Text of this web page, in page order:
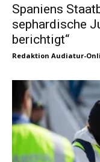
Spaniens
sephardische
berichtigt“
Redaktion Audiatur-